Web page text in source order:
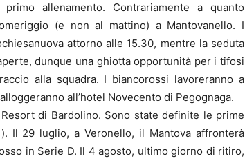
allenamento. Contrariamente a quanto
(e non al mattino) a Mantovanello. I
attorno alle 15.30, mentre la seduta
dunque una ghiotta opportunità per i tifosi
alla squadra. I biancorossi lavoreranno a
all’hotel Novecento di Pegognaga.
di Bardolino. Sono state definite le prime
Il 29 luglio, a Veronello, il Mantova affronterà
in Serie D. Il 4 agosto, ultimo giorno di ritiro,